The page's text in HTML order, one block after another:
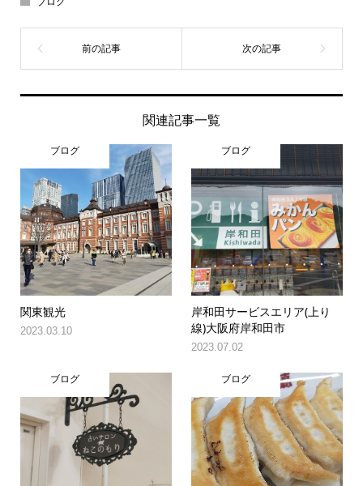
関連記事一覧
ブログ
関東観光
2023.03.10
ブログ
岸和田サービスエリア(上り
線)大阪府岸和田市
2023.07.02
ブログ ブログ